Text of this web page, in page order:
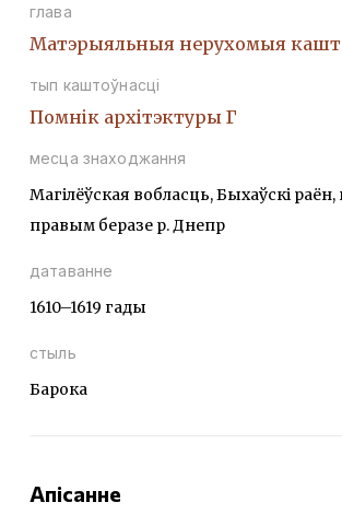
глава
Матэрыяльныя нерухомыя
тып каштоўнасці
Помнiк архiтэктуры Г
месца знаходжання
Магілёўская вобласць, Быхаўскі раён,
правым беразе р. Днепр
датаванне
1610–1619 гады
стыль
Барока
Апісанне